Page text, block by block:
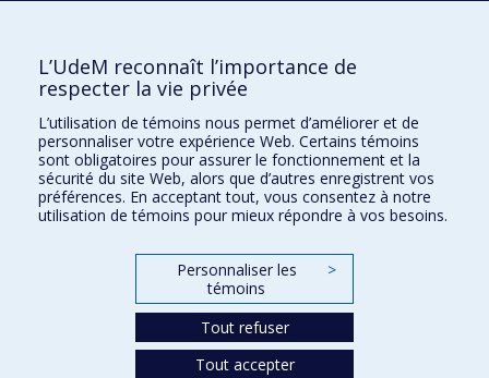
Écoles
Kinésiologie et des sciences de l’activité physique
Orthophonie et audiologie
Réadaptation
Directions
DPC
CPASS
L’UdeM reconnaît l’importance de
respecter la vie privée
L’utilisation de témoins nous permet d’améliorer et de
personnaliser votre expérience Web. Certains témoins
sont obligatoires pour assurer le fonctionnement et la
sécurité du site Web, alors que d’autres enregistrent vos
préférences. En acceptant tout, vous consentez à notre
utilisation de témoins pour mieux répondre à vos besoins.
Personnaliser les
témoins
>
Tout refuser
Tout accepter